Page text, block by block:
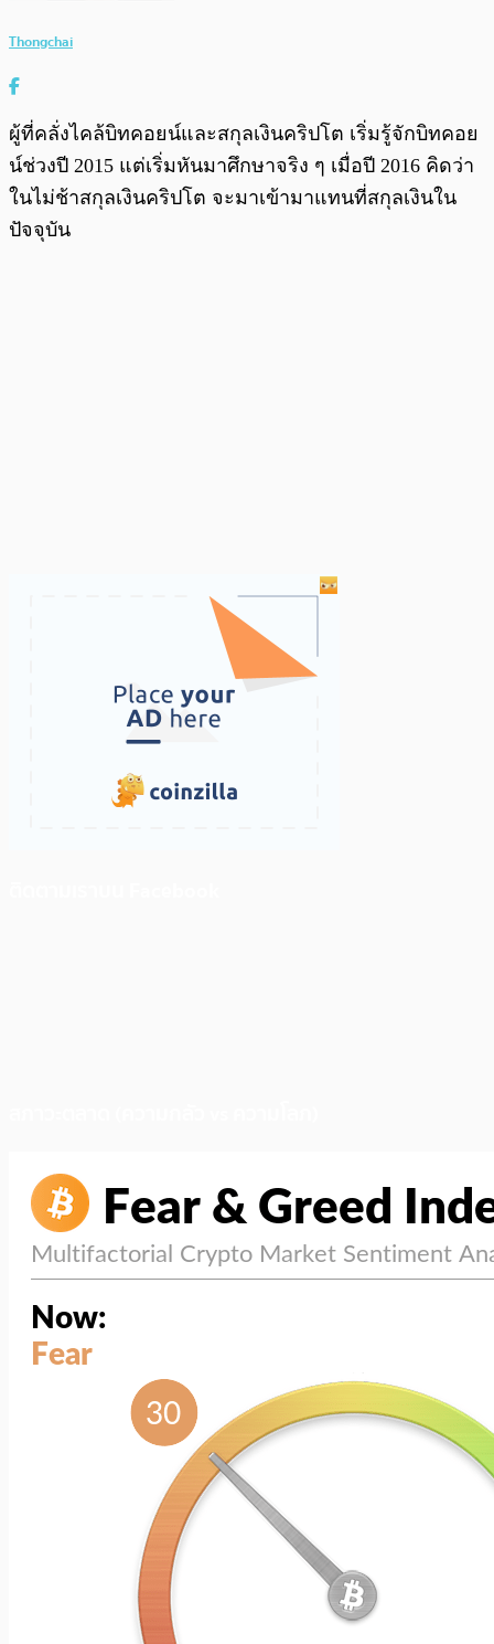
Thongchai
ผู้ที่คลั่งไคล้บิทคอยน์และสกุลเงินคริปโต เริ่มรู้จักบิทคอย
น์ช่วงปี 2015 แต่เริ่มหันมาศึกษาจริง ๆ เมื่อปี 2016 คิดว่า
ในไม่ช้าสกุลเงินคริปโต จะมาเข้ามาแทนที่สกุลเงินใน
ปัจจุบัน